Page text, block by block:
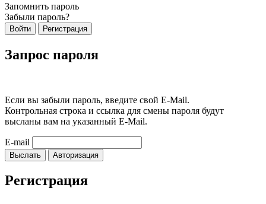
Запомнить пароль
Забыли пароль?
Войти Регистрация
Запрос пароля
Если вы забыли пароль, введите свой E-Mail.
Контрольная строка и ссылка для смены пароля будут
высланы вам на указанный E-Mail.
E-mail
Выслать Авторизация
Регистрация